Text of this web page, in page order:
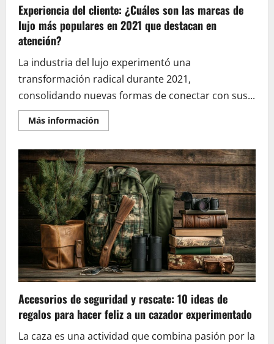
Experiencia del cliente: ¿Cuáles son las marcas de
lujo más populares en 2021 que destacan en
atención?
La industria del lujo experimentó una
transformación radical durante 2021,
consolidando nuevas formas de conectar con sus...
Más informaciónEn
savoir
Experiencia
del
cliente:
¿Cuáles
son
las
marcas
de
lujo
más
populares
en
2021
que
destacan
en
Accesorios de seguridad y rescate: 10 ideas de
regalos para hacer feliz a un cazador experimentado
La caza es una actividad que combina pasión por la